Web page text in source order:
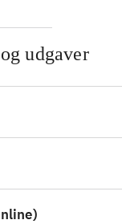
udgaver